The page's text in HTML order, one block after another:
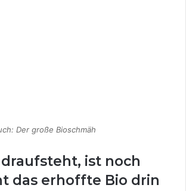
Der große Bioschmäh
ist noch
das erhoffte Bio drin